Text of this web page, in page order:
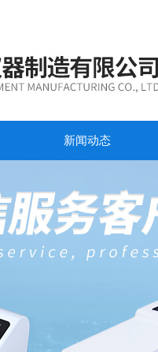
新闻动态